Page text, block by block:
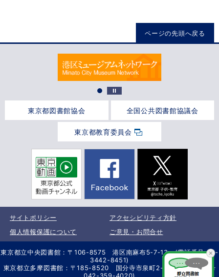
ページの先頭へ戻る
東京都図書館協会 全国公共図書館協議会
東京都教育委員会
サイトポリシー
アクセシビリティ方針
個人情報保護について
ご意見・お問合せ
東京都立中央図書館：〒106-8575 港区南麻布5-7-13 (電話番号 03-
3442-8451)
東京都立多摩図書館：〒185-8520 国分寺市泉町2-2-26 (電話番号
042-359-4020)